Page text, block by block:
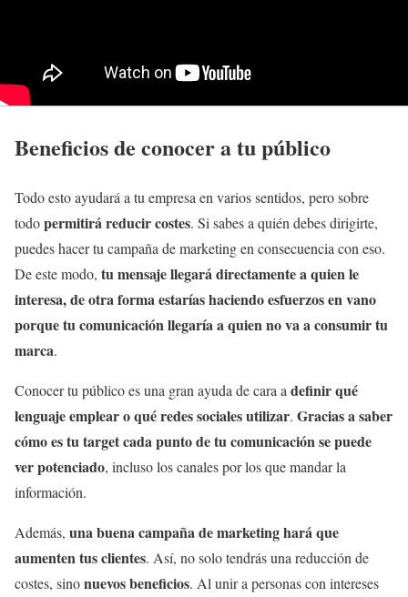
Beneficios de conocer a tu público
Todo esto ayudará a tu empresa en varios sentidos, pero sobre
todopermitirá reducir costes. Si sabes a quién debes dirigirte,
puedes hacer tu campaña de marketing en consecuencia con eso.
De este modo, tu mensaje llegará directamente a quien le
interesa, de otra forma estarías haciendo esfuerzos en vano
porque tu comunicación llegaría a quien no va a consumir tu
marca.
Conocer tu público es una gran ayuda de cara a definir qué
lenguaje emplear o qué redes sociales utilizar. Gracias a saber
cómo es tu target cada punto de tu comunicación se puede
ver potenciado, incluso los canales por los que mandar la
información.
Además, una buena campaña de marketing hará que
aumenten tus clientes. Así, no solo tendrás una reducción de
costes, sinonuevos beneficios. Al unir a personas con intereses